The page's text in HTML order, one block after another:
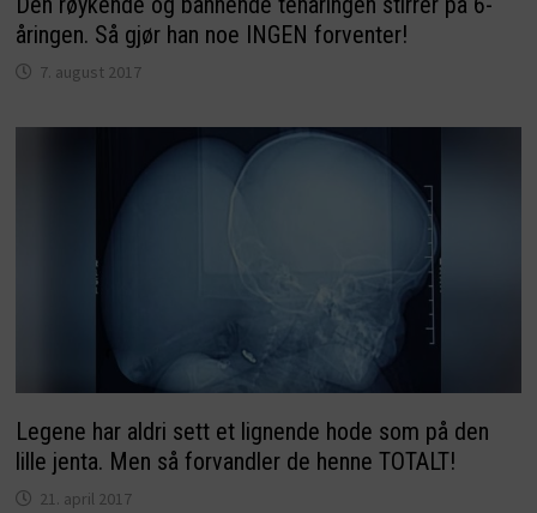
åringen. Så gjør han noe INGEN forventer!
7. august 2017
Legene har aldri sett et lignende hode som på den
lille jenta. Men så forvandler de henne TOTALT!
21. april 2017